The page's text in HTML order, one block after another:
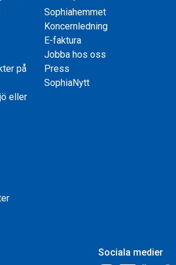
på
eller
Sophiahemmet
Koncernledning
E-faktura
Jobba hos oss
Press
SophiaNytt
Sociala medier